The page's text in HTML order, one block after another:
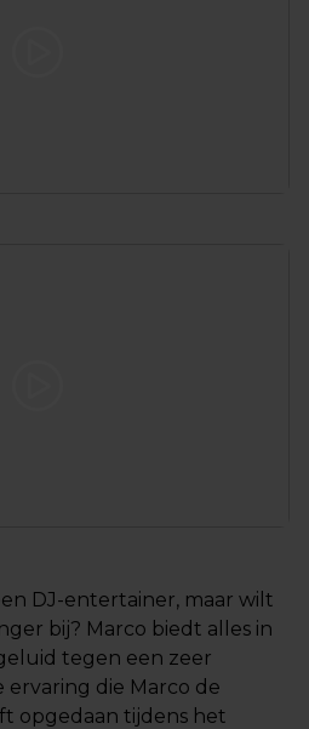
DJ-entertainer, maar wilt
bij? Marco biedt alles in
tegen een zeer
ervaring die Marco de
opgedaan tijdens het